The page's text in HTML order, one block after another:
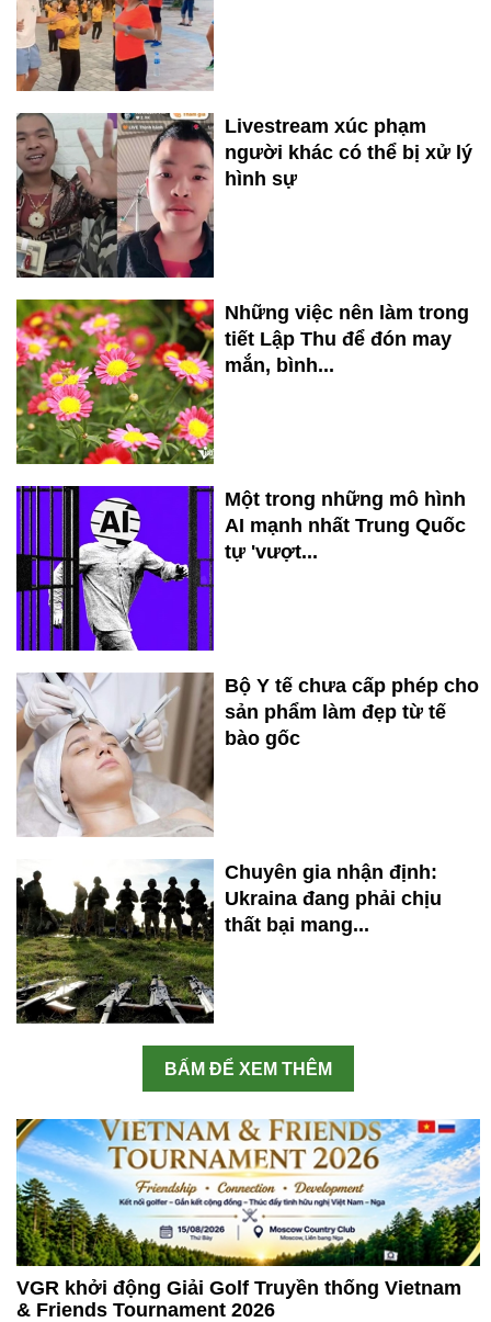
Livestream xúc phạm
người khác có thể bị xử lý
hình sự
Những việc nên làm trong
tiết Lập Thu để đón may
mắn, bình...
Một trong những mô hình
AI mạnh nhất Trung Quốc
tự 'vượt...
Bộ Y tế chưa cấp phép cho
sản phẩm làm đẹp từ tế
bào gốc
Chuyên gia nhận định:
Ukraina đang phải chịu
thất bại mang...
BẤM ĐỂ XEM THÊM
VGR khởi động Giải Golf Truyền thống Vietnam
& Friends Tournament 2026